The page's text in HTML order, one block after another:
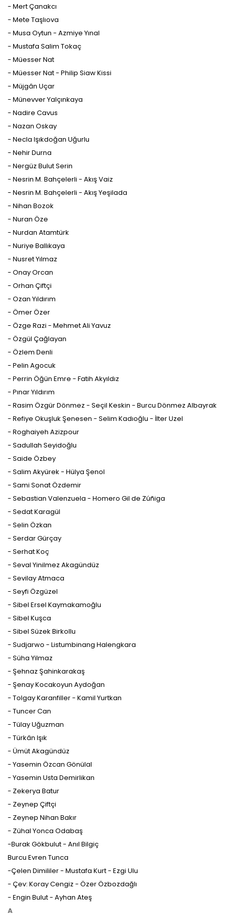
- Mert Çanakcı
- Mete Taşlıova
- Musa Oytun - Azmiye Yınal
- Mustafa Salim Tokaç
- Müesser Nat
- Müesser Nat - Philip Siaw Kissi
- Müjgân Uçar
- Münevver Yalçınkaya
- Nadire Cavus
- Nazan Oskay
- Necla Işıkdoğan Uğurlu
- Nehir Durna
- Nergüz Bulut Serin
- Nesrin M. Bahçelerli - Akış Vaiz
- Nesrin M. Bahçelerli - Akış Yeşilada
- Nihan Bozok
- Nuran Öze
- Nurdan Atamtürk
- Nuriye Ballıkaya
- Nusret Yılmaz
- Onay Orcan
- Orhan Çiftçi
- Ozan Yıldırım
- Ömer Özer
- Özge Razi - Mehmet Ali Yavuz
- Özgül Çağlayan
- Özlem Denli
- Pelin Agocuk
- Perrin Öğün Emre - Fatih Akyıldız
- Pınar Yıldırım
- Rasim Özgür Dönmez - Seçil Keskin - Burcu Dönmez Albayrak
- Refiye Okuşluk Şenesen - Selim Kadıoğlu - İlter Uzel
- Roghaiyeh Azizpour
- Sadullah Seyidoğlu
- Saide Özbey
- Salim Akyürek - Hülya Şenol
- Sami Sonat Özdemir
- Sebastian Valenzuela - Homero Gil de Zúñiga
- Sedat Karagül
- Selin Özkan
- Serdar Gürçay
- Serhat Koç
- Seval Yinilmez Akagündüz
- Sevilay Atmaca
- Seyfi Özgüzel
- Sibel Ersel Kaymakamoğlu
- Sibel Kuşca
- Sibel Süzek Birkollu
- Sudjarwo - Listumbinang Halengkara
- Süha Yilmaz
- Şehnaz Şahinkarakaş
- Şenay Kocakoyun Aydoğan
- Tolgay Karanfiller - Kamil Yurtkan
- Tuncer Can
- Tülay Uğuzman
- Türkân Işık
- Ümüt Akagündüz
- Yasemin Özcan Gönülal
- Yasemin Usta Demirlikan
- Zekerya Batur
- Zeynep Çiftçi
- Zeynep Nihan Bakır
- Zühal Yonca Odabaş
-Burak Gökbulut - Anıl Bilgiç
Burcu Evren Tunca
-Çelen Dimililer - Mustafa Kurt - Ezgi Ulu
- Çev: Koray Cengiz - Özer Özbozdağlı
- Engin Bulut - Ayhan Ateş
A